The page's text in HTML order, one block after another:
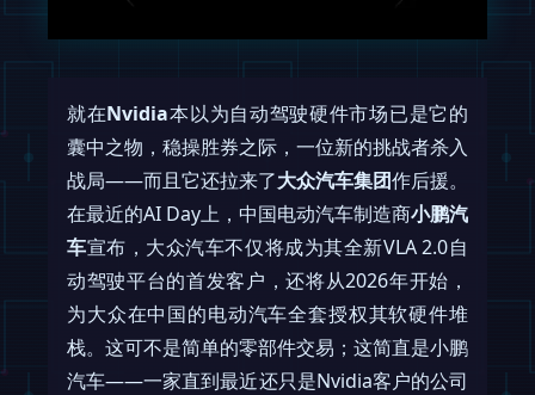
就在Nvidia本以为自动驾驶硬件市场已是它的
囊中之物，稳操胜券之际，一位新的挑战者杀入
战局——而且它还拉来了大众汽车集团作后援。
在最近的AI Day上，中国电动汽车制造商小鹏汽
车宣布，大众汽车不仅将成为其全新VLA 2.0自
动驾驶平台的首发客户，还将从2026年开始，
为大众在中国的电动汽车全套授权其软硬件堆
栈。这可不是简单的零部件交易；这简直是小鹏
汽车——一家直到最近还只是Nvidia客户的公司